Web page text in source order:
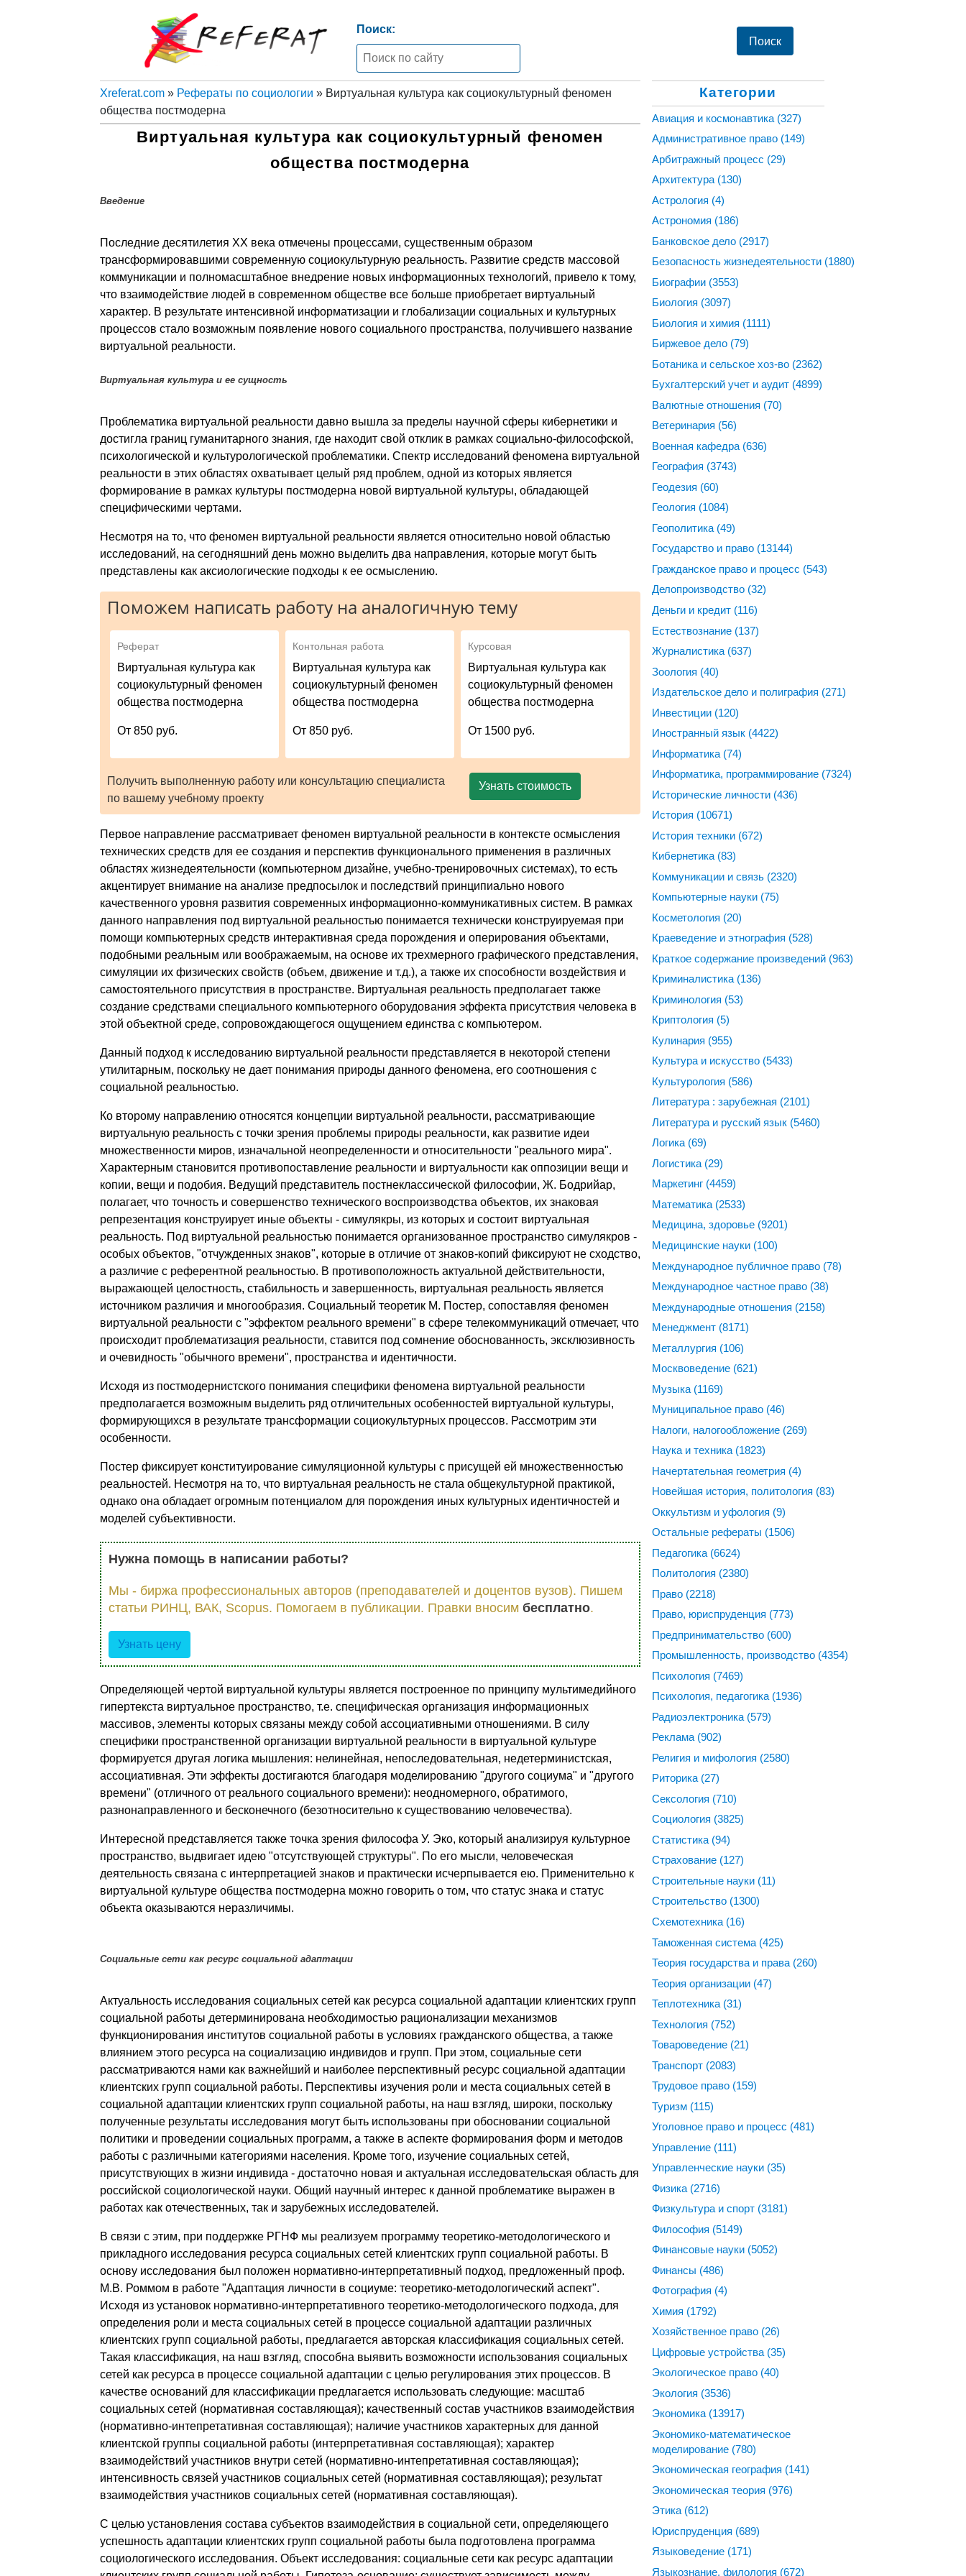
Поиск:
Xreferat.com» Рефераты по социологии » Виртуальная культура как социокультурный феномен
общества постмодерна
Виртуальная культура как социокультурный феномен
общества постмодерна
Введение
Последние десятилетия ХХ века отмечены процессами, существенным образом
трансформировавшими современную социокультурную реальность. Развитие средств массовой
коммуникации и полномасштабное внедрение новых информационных технологий, привело к тому,
что взаимодействие людей в современном обществе все больше приобретает виртуальный
характер. В результате интенсивной информатизации и глобализации социальных и культурных
процессов стало возможным появление нового социального пространства, получившего название
виртуальной реальности.
Виртуальная культура и ее сущность
Проблематика виртуальной реальности давно вышла за пределы научной сферы кибернетики и
достигла границ гуманитарного знания, где находит свой отклик в рамках социально-философской,
психологической и культурологической проблематики. Спектр исследований феномена виртуальной
реальности в этих областях охватывает целый ряд проблем, одной из которых является
формирование в рамках культуры постмодерна новой виртуальной культуры, обладающей
специфическими чертами.
Несмотря на то, что феномен виртуальной реальности является относительно новой областью
исследований, на сегодняшний день можно выделить два направления, которые могут быть
представлены как аксиологические подходы к ее осмыслению.
Поможем написать работу на аналогичную тему
Реферат
Виртуальная культура как
социокультурный феномен
общества постмодерна
От 850 руб.
Контольная работа
Виртуальная культура как
социокультурный феномен
общества постмодерна
От 850 руб.
Курсовая
Виртуальная культура как
социокультурный феномен
общества постмодерна
От 1500 руб.
Получить выполненную работу или консультацию специалиста
по вашему учебному проекту
Узнать стоимость
Первое направление рассматривает феномен виртуальной реальности в контексте осмысления
технических средств для ее создания и перспектив функционального применения в различных
областях жизнедеятельности (компьютерном дизайне, учебно-тренировочных системах), то есть
акцентирует внимание на анализе предпосылок и последствий принципиально нового
качественного уровня развития современных информационно-коммуникативных систем. В рамках
данного направления под виртуальной реальностью понимается технически конструируемая при
помощи компьютерных средств интерактивная среда порождения и оперирования объектами,
подобными реальным или воображаемым, на основе их трехмерного графического представления,
симуляции их физических свойств (объем, движение и т.д.), а также их способности воздействия и
самостоятельного присутствия в пространстве. Виртуальная реальность предполагает также
создание средствами специального компьютерного оборудования эффекта присутствия человека в
этой объектной среде, сопровождающегося ощущением единства с компьютером.
Данный подход к исследованию виртуальной реальности представляется в некоторой степени
утилитарным, поскольку не дает понимания природы данного феномена, его соотношения с
социальной реальностью.
Ко второму направлению относятся концепции виртуальной реальности, рассматривающие
виртуальную реальность с точки зрения проблемы природы реальности, как развитие идеи
множественности миров, изначальной неопределенности и относительности "реального мира".
Характерным становится противопоставление реальности и виртуальности как оппозиции вещи и
копии, вещи и подобия. Ведущий представитель постнеклассической философии, Ж. Бодрийар,
полагает, что точность и совершенство технического воспроизводства объектов, их знаковая
репрезентация конструирует иные объекты - симулякры, из которых и состоит виртуальная
реальность. Под виртуальной реальностью понимается организованное пространство симулякров -
особых объектов, "отчужденных знаков", которые в отличие от знаков-копий фиксируют не сходство,
а различие с референтной реальностью. В противоположность актуальной действительности,
выражающей целостность, стабильность и завершенность, виртуальная реальность является
источником различия и многообразия. Социальный теоретик М. Постер, сопоставляя феномен
виртуальной реальности с "эффектом реального времени" в сфере телекоммуникаций отмечает, что
происходит проблематизация реальности, ставится под сомнение обоснованность, эксклюзивность
и очевидность "обычного времени", пространства и идентичности.
Исходя из постмодернистского понимания специфики феномена виртуальной реальности
предполагается возможным выделить ряд отличительных особенностей виртуальной культуры,
формирующихся в результате трансформации социокультурных процессов. Рассмотрим эти
особенности.
Постер фиксирует конституирование симуляционной культуры с присущей ей множественностью
реальностей. Несмотря на то, что виртуальная реальность не стала общекультурной практикой,
однако она обладает огромным потенциалом для порождения иных культурных идентичностей и
моделей субъективности.
Нужна помощь в написании работы?
Мы - биржа профессиональных авторов (преподавателей и доцентов вузов). Пишем
статьи РИНЦ, ВАК, Scopus. Помогаем в публикации. Правки вносим бесплатно.
Узнать цену
Определяющей чертой виртуальной культуры является построенное по принципу мультимедийного
гипертекста виртуальное пространство, т.е. специфическая организация информационных
массивов, элементы которых связаны между собой ассоциативными отношениями. В силу
специфики пространственной организации виртуальной реальности в виртуальной культуре
формируется другая логика мышления: нелинейная, непоследовательная, недетерминистская,
ассоциативная. Эти эффекты достигаются благодаря моделированию "другого социума" и "другого
времени" (отличного от реального социального времени): неодномерного, обратимого,
разнонаправленного и бесконечного (безотносительно к существованию человечества).
Интересной представляется также точка зрения философа У. Эко, который анализируя культурное
пространство, выдвигает идею "отсутствующей структуры". По его мысли, человеческая
деятельность связана с интерпретацией знаков и практически исчерпывается ею. Применительно к
виртуальной культуре общества постмодерна можно говорить о том, что статус знака и статус
объекта оказываются неразличимы.
Социальные сети как ресурс социальной адаптации
Актуальность исследования социальных сетей как ресурса социальной адаптации клиентских групп
социальной работы детерминирована необходимостью рационализации механизмов
функционирования институтов социальной работы в условиях гражданского общества, а также
влиянием этого ресурса на социализацию индивидов и групп. При этом, социальные сети
рассматриваются нами как важнейший и наиболее перспективный ресурс социальной адаптации
клиентских групп социальной работы. Перспективы изучения роли и места социальных сетей в
социальной адаптации клиентских групп социальной работы, на наш взгляд, широки, поскольку
полученные результаты исследования могут быть использованы при обосновании социальной
политики и проведении социальных программ, а также в аспекте формирования форм и методов
работы с различными категориями населения. Кроме того, изучение социальных сетей,
присутствующих в жизни индивида - достаточно новая и актуальная исследовательская область для
российской социологической науки. Общий научный интерес к данной проблематике выражен в
работах как отечественных, так и зарубежных исследователей.
В связи с этим, при поддержке РГНФ мы реализуем программу теоретико-методологического и
прикладного исследования ресурса социальных сетей клиентских групп социальной работы. В
основу исследования был положен нормативно-интерпретативный подход, предложенный проф.
М.В. Роммом в работе "Адаптация личности в социуме: теоретико-методологический аспект".
Исходя из установок нормативно-интерпретативного теоретико-методологического подхода, для
определения роли и места социальных сетей в процессе социальной адаптации различных
клиентских групп социальной работы, предлагается авторская классификация социальных сетей.
Такая классификация, на наш взгляд, способна выявить возможности использования социальных
сетей как ресурса в процессе социальной адаптации с целью регулирования этих процессов. В
качестве оснований для классификации предлагается использовать следующие: масштаб
социальных сетей (нормативная составляющая); качественный состав участников взаимодействия
(нормативно-интепретативная составляющая); наличие участников характерных для данной
клиентской группы социальной работы (интерпретативная составляющая); характер
взаимодействий участников внутри сетей (нормативно-интепретативная составляющая);
интенсивность связей участников социальных сетей (нормативная составляющая); результат
взаимодействия участников социальных сетей (нормативная составляющая).
С целью установления состава субъектов взаимодействия в социальной сети, определяющего
успешность адаптации клиентских групп социальной работы была подготовлена программа
социологического исследования. Объект исследования: социальные сети как ресурс адаптации
Категории
Авиация и космонавтика (327)
Административное право (149)
Арбитражный процесс (29)
Архитектура (130)
Астрология (4)
Астрономия (186)
Банковское дело (2917)
Безопасность жизнедеятельности (1880)
Биографии (3553)
Биология (3097)
Биология и химия (1111)
Биржевое дело (79)
Ботаника и сельское хоз-во (2362)
Бухгалтерский учет и аудит (4899)
Валютные отношения (70)
Ветеринария (56)
Военная кафедра (636)
География (3743)
Геодезия (60)
Геология (1084)
Геополитика (49)
Государство и право (13144)
Гражданское право и процесс (543)
Делопроизводство (32)
Деньги и кредит (116)
Естествознание (137)
Журналистика (637)
Зоология (40)
Издательское дело и полиграфия (271)
Инвестиции (120)
Иностранный язык (4422)
Информатика (74)
Информатика, программирование (7324)
Исторические личности (436)
История (10671)
История техники (672)
Кибернетика (83)
Коммуникации и связь (2320)
Компьютерные науки (75)
Косметология (20)
Краеведение и этнография (528)
Краткое содержание произведений (963)
Криминалистика (136)
Криминология (53)
Криптология (5)
Кулинария (955)
Культура и искусство (5433)
Культурология (586)
Литература : зарубежная (2101)
Литература и русский язык (5460)
Логика (69)
Логистика (29)
Маркетинг (4459)
Математика (2533)
Медицина, здоровье (9201)
Медицинские науки (100)
Международное публичное право (78)
Международное частное право (38)
Международные отношения (2158)
Менеджмент (8171)
Металлургия (106)
Москвоведение (621)
Музыка (1169)
Муниципальное право (46)
Налоги, налогообложение (269)
Наука и техника (1823)
Начертательная геометрия (4)
Новейшая история, политология (83)
Оккультизм и уфология (9)
Остальные рефераты (1506)
Педагогика (6624)
Политология (2380)
Право (2218)
Право, юриспруденция (773)
Предпринимательство (600)
Промышленность, производство (4354)
Психология (7469)
Психология, педагогика (1936)
Радиоэлектроника (579)
Реклама (902)
Религия и мифология (2580)
Риторика (27)
Сексология (710)
Социология (3825)
Статистика (94)
Страхование (127)
Строительные науки (11)
Строительство (1300)
Схемотехника (16)
Таможенная система (425)
Теория государства и права (260)
Теория организации (47)
Теплотехника (31)
Технология (752)
Товароведение (21)
Транспорт (2083)
Трудовое право (159)
Туризм (115)
Уголовное право и процесс (481)
Управление (111)
Управленческие науки (35)
Физика (2716)
Физкультура и спорт (3181)
Философия (5149)
Финансовые науки (5052)
Финансы (486)
Фотография (4)
Химия (1792)
Хозяйственное право (26)
Цифровые устройства (35)
Экологическое право (40)
Экология (3536)
Экономика (13917)
Экономико-математическое
моделирование (780)
Экономическая география (141)
Экономическая теория (976)
Этика (612)
Юриспруденция (689)
Языковедение (171)
Языкознание, филология (672)